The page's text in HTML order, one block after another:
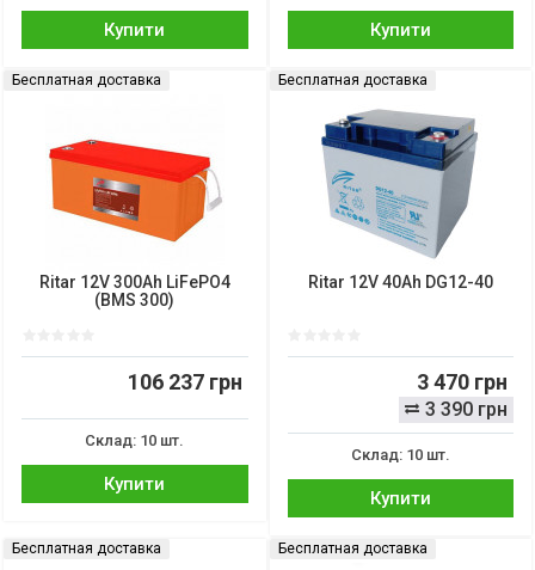
Купити Купити
Бесплатная доставка
Ritar 12V 300Ah LiFePO4
(BMS 300)
106 237 грн
Склад: 10 шт.
Купити
Бесплатная доставка
Ritar 12V 40Ah DG12-40
3 470 грн
3 390 грн
Склад: 10 шт.
Купити
Бесплатная доставка Бесплатная доставка